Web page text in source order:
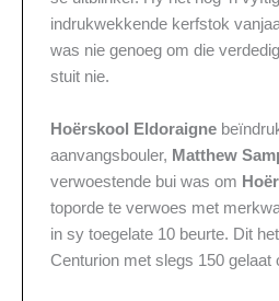
indrukwekkende kerfstok
was nie genoeg om die
stuit nie.
Hoërskool Eldoraigne
aanvangsbouler, Matthew
verwoestende bui was om
toporde te verwoes met
in sy toegelate 10 beurte. Dit
Centurion met slegs 150 gelaat